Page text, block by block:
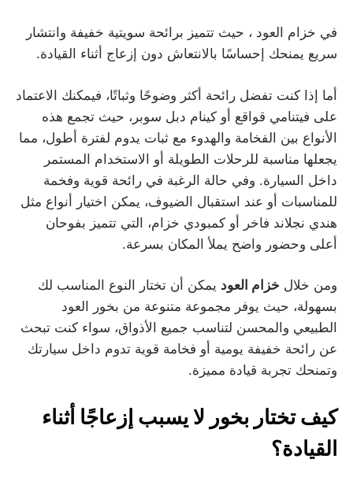
في خزام العود ، حيث تتميز برائحة سويتية خفيفة وانتشار
سريع يمنحك إحساسًا بالانتعاش دون إزعاج أثناء القيادة.
أما إذا كنت تفضل رائحة أكثر وضوحًا وثباتًا، فيمكنك الاعتماد
على فيتنامي قواقع أو كينام دبل سوبر، حيث تجمع هذه
الأنواع بين الفخامة والهدوء مع ثبات يدوم لفترة أطول، مما
يجعلها مناسبة للرحلات الطويلة أو الاستخدام المستمر
داخل السيارة. وفي حالة الرغبة في رائحة قوية وفخمة
للمناسبات أو عند استقبال الضيوف، يمكن اختيار أنواع مثل
هندي نجلاند فاخر أو كمبودي خزام، التي تتميز بفوحان
أعلى وحضور واضح يملأ المكان بسرعة.
ومن خلال خزام العود يمكن أن تختار النوع المناسب لك
بسهولة، حيث يوفر مجموعة متنوعة من بخور العود
الطبيعي والمحسن لتناسب جميع الأذواق، سواء كنت تبحث
عن رائحة خفيفة يومية أو فخامة قوية تدوم داخل سيارتك
وتمنحك تجربة قيادة مميزة.
كيف تختار بخور لا يسبب إزعاجًا أثناء
القيادة؟